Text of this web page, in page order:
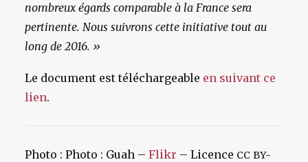
nombreux égards comparable à la France sera
pertinente. Nous suivrons cette initiative tout au
long de 2016. »
Le document est téléchargeable en suivant ce
lien.
Photo : Photo : Guah – Flikr – Licence CC BY-